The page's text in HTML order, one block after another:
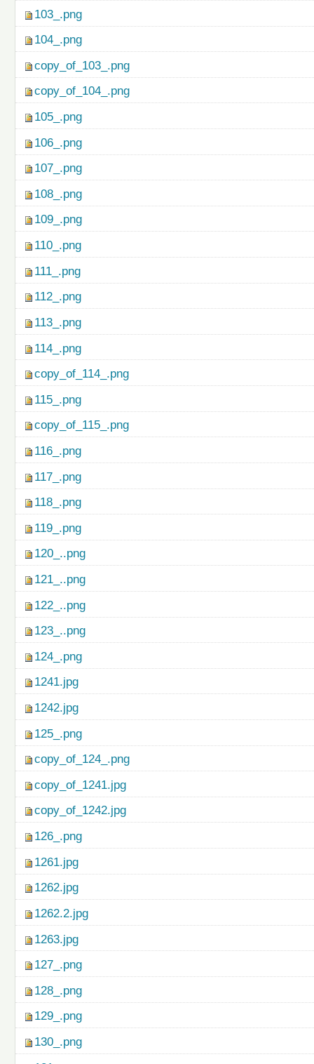
103_.png
104_.png
copy_of_103_.png
copy_of_104_.png
105_.png
106_.png
107_.png
108_.png
109_.png
110_.png
111_.png
112_.png
113_.png
114_.png
copy_of_114_.png
115_.png
copy_of_115_.png
116_.png
117_.png
118_.png
119_.png
120_..png
121_..png
122_..png
123_..png
124_.png
1241.jpg
1242.jpg
125_.png
copy_of_124_.png
copy_of_1241.jpg
copy_of_1242.jpg
126_.png
1261.jpg
1262.jpg
1262.2.jpg
1263.jpg
127_.png
128_.png
129_.png
130_.png